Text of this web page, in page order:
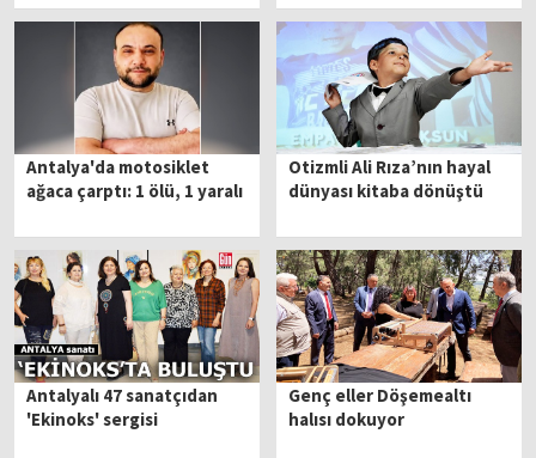
Antalya'da motosiklet
ağaca çarptı: 1 ölü, 1 yaralı
Otizmli Ali Rıza’nın hayal
dünyası kitaba dönüştü
Antalyalı 47 sanatçıdan
'Ekinoks' sergisi
Genç eller Döşemealtı
halısı dokuyor